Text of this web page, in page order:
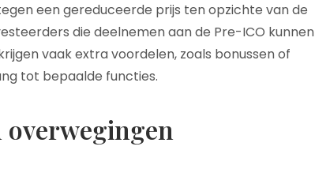
een gereduceerde prijs ten opzichte van de
die deelnemen aan de Pre-ICO kunnen
vaak extra voordelen, zoals bonussen of
tot bepaalde functies.
overwegingen